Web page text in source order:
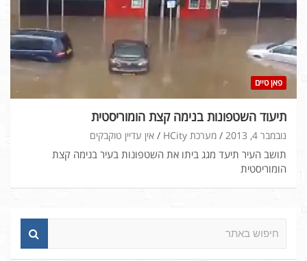
פאן טיים
תיעוד השטפונות בנימה קצת הומוריסטית
נובמבר 4, 2013 מערכת HCity אין עדיין טוקבקים
תושב העיר תיעד מגג ביתו את השטפונות בעיר בנימה קצת
הומוריסטית